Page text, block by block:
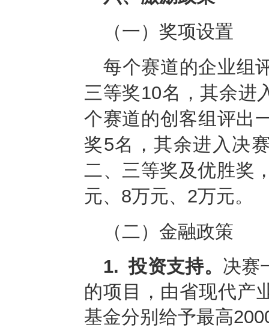
（一）奖项设置
每个赛道的企业组
三等奖10名，其余进
个赛道的创客组评出
奖5名，其余进入决
二、三等奖及优胜奖
元、8万元、2万元。
（二）金融政策
1. 投资支持。 决赛
的项目，由省现代产
基金分别给予最高